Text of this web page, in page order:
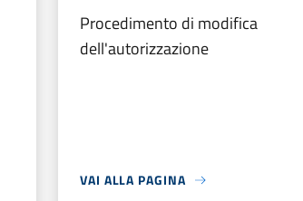
Procedimento di modifica
dell'autorizzazione
VAI ALLA PAGINA